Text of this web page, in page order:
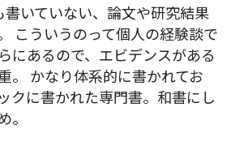
いていない、論文や研究結果
こういうのって個人の経験談で
にあるので、エビデンスがある
。 かなり体系的に書かれてお
クに書かれた専門書。和書にし
。